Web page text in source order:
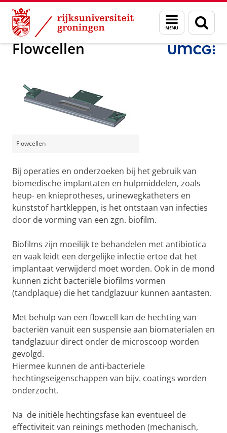
Skip
Content
Skip
Navigation
Menu
en
zoeken
Over ons Projecten
Flowcellen
Flowcellen
Bij operaties en onderzoeken bij het gebruik van
biomedische implantaten en hulpmiddelen, zoals
heup- en knieprotheses, urinewegkatheters en
kunststof hartkleppen, is het ontstaan van infecties
door de vorming van een zgn. biofilm.
Biofilms zijn moeilijk te behandelen met antibiotica
en vaak leidt een dergelijke infectie ertoe dat het
implantaat verwijderd moet worden. Ook in de mond
kunnen zicht bacteriële biofilms vormen
(tandplaque) die het tandglazuur kunnen aantasten.
Met behulp van een flowcell kan de hechting van
bacteriën vanuit een suspensie aan biomaterialen en
tandglazuur direct onder de microscoop worden
gevolgd.
Hiermee kunnen de anti-bacteriele
hechtingseigenschappen van bijv. coatings worden
onderzocht.
Na de initiële hechtingsfase kan eventueel de
effectiviteit van reinings methoden (mechanisch,